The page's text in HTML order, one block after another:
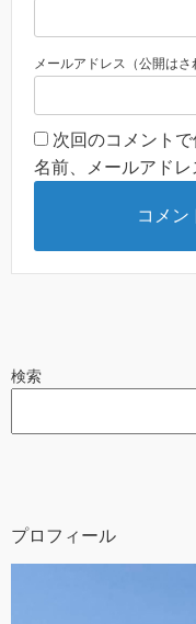
メールアドレス（公開はさ
次回のコメント
名前、メールアドレ
検索
プロフィール